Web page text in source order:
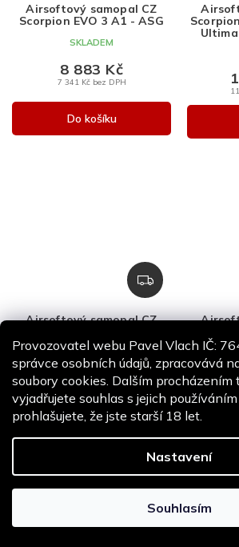
Provozovatel webu Pavel Vlach IČ:
správce osobních údajů, zpracovává
soubory cookies. Dalším procházením
vyjadřujete souhlas s jejich
prohlašujete, že jste starší 18 let.
Nastavení
Souhlasím
R
Airsoftový samopal CZ
Scorpion EVO 3 A1 - ASG
SKLADEM
7 341 Kč bez DPH
8 883 Kč
Do košíku
Z
D
A
M
A
Airsoftový samopal CZ
Ultimate BOOST M115,
ASG
SKLADEM
11 356 Kč bez DPH
13 741 Kč
8